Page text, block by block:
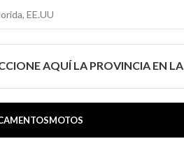
EE.UU
AQUÍ LA PROVINCIA EN LA
MOTOS